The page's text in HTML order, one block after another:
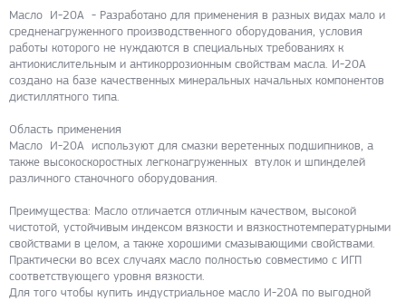
Масло И-20А - Разработано для применения в разных видах мало и
средненагруженного производственного оборудования, условия
работы которого не нуждаются в специальных требованиях к
антиокислительным и антикоррозионным свойствам масла. И-20А
создано на базе качественных минеральных начальных компонентов
дистиллятного типа.
Область применения
Масло И-20А используют для смазки веретенных подшипников, а
также высокоскоростных легконагруженных втулок и шпинделей
различного станочного оборудования.
Преимущества: Масло отличается отличным качеством, высокой
чистотой, устойчивым индексом вязкости и вязкостнотемпературными
свойствами в целом, а также хорошими смазывающими свойствами.
Практически во всех случаях масло полностью совместимо с ИГП
соответствующего уровня вязкости.
Для того чтобы купить индустриальное масло И-20А по выгодной